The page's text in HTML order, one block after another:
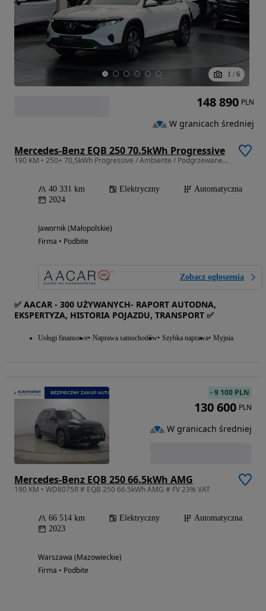
1 / 6
Mercedes-Benz EQB 250 70.5kWh Progressive
190 KM • 250+ 70,5kWh Progressive / Ambiente / Podgrzewane fotele / Kamera
40 331 km Elektryczny
Automatyczna
2024
Jawornik (Małopolskie)
Firma • Podbite
Zobacz ogłoszenia
✅ AACAR - 300 UŻYWANYCH- RAPORT AUTODNA,
EKSPERTYZA, HISTORIA POJAZDU, TRANSPORT ✅
Usługi finansowe Naprawa samochodów Szybka naprawa Myjnia
148 890 PLN
W granicach średniej
Mercedes-Benz EQB 250 66.5kWh AMG
190 KM • WD8075R # EQB 250 66.5kWh AMG # FV 23% VAT
66 514 km Elektryczny
Automatyczna
2023
Warszawa (Mazowieckie)
Firma • Podbite
-9 100 PLN
130 600 PLN
W granicach średniej